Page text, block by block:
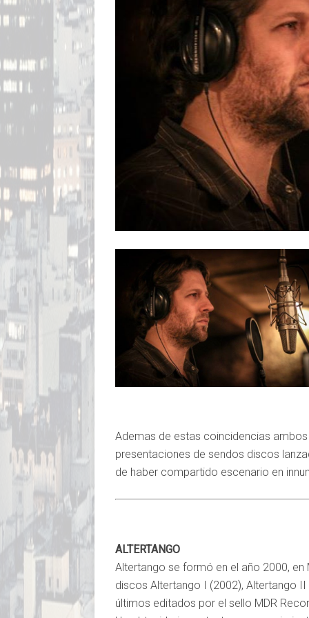
Ademas de estas coincidencias
presentaciones de sendos discos
de haber compartido escenario en
ALTERTANGO
Altertango se formó en el año 2000, en
discos Altertango I (2002), Altertango
últimos editados por el sello MDR